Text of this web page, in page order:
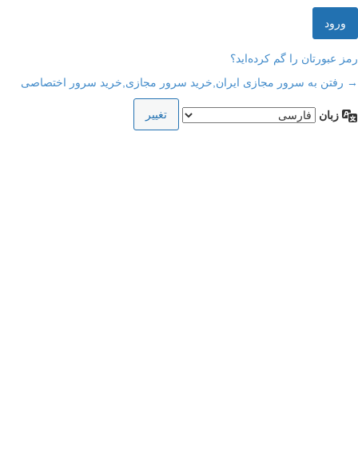
رمز عبورتان را گم کرده‌اید؟
→ رفتن به سرور مجازی ایران,خرید سرور مجازی,خرید سرور اختصاصی
زبان